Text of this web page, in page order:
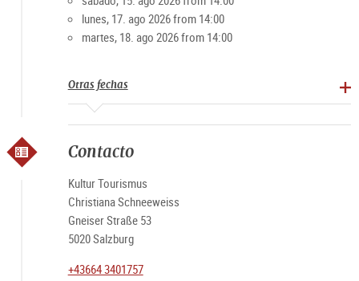
muchas más ofertas se pueden encontrar en la
del organizador Cultura Turismo Salzburgo
Guía:Mag.a Christiana Schneeweiß, historiadora del
arte/guía licenciada de Austria
Inscripción/reserva en línea, por teléfono+ 43 664 340
1757 o por correo electrónico
tourismus.com
Punto de encuentro:
5) ¡Importante! Frente a la entrada
Hora: 2:00 p.m. todos los días excepto miércoles y
domingo (temporada baja 30.06.)
Idioma:Alemán e inglés
lunes, 17. ago 2026 from 14:00
martes, 18. ago 2026 from 14:00
Otras fechas
Contacto
Kultur Tourismus
Christiana Schneeweiss
Gneiser Straße 53
5020 Salzburg
+43664 3401757